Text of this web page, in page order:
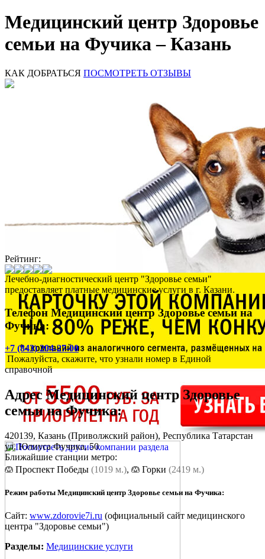
Медицинский центр Здоровье
семьи на Фучика – Казань
КАК ДОБРАТЬСЯ ПОСМОТРЕТЬ ОТЗЫВЫ
Рейтинг:
Лечебно-диагностический центр "Здоровье семьи"
предоставляет платные медицинские услуги в г. Казани.
Телефон Медицинский центр Здоровье семьи на
Фучика:
+7 (843) 204-27-00
Пожалуйста, скажите, что узнали номер в Единой
справочной
Адрес Медицинский центр Здоровье
семьи на Фучика:
420139, Казань (Приволжский район), Республика Татарстан
ул. Юлиуса Фучика, 50
Ближайшие станции метро:
Проспект Победы (1019 м.), Горки (2419 м.)
Режим работы Медицинский центр Здоровье семьи на Фучика:
Сайт: www.zdorovie7i.ru (официальный сайт медицинского
центра "Здоровье семьи")
Разделы: Медицинские услуги